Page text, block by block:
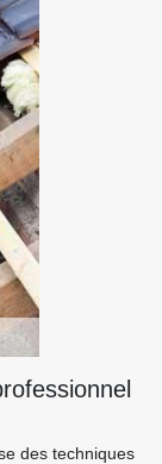
des techniques